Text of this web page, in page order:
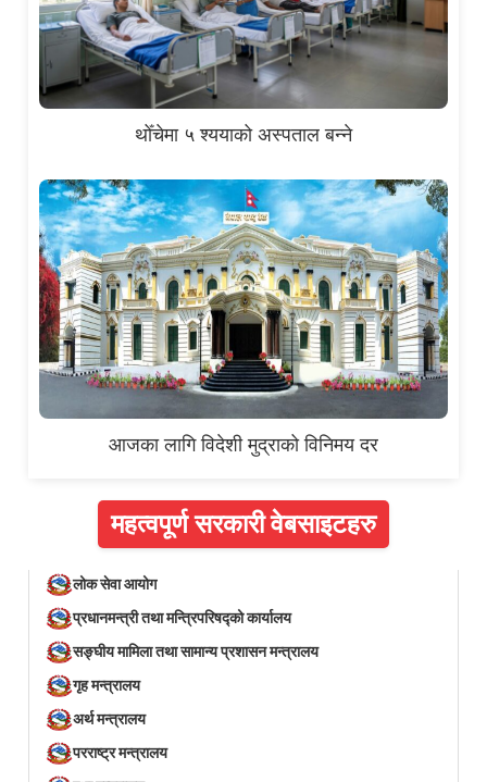
थोँचेमा ५ श्ययाको अस्पताल बन्ने
आजका लागि विदेशी मुद्राको विनिमय दर
महत्वपूर्ण सरकारी वेबसाइटहरु
लोक सेवा आयोग
प्रधानमन्त्री तथा मन्त्रिपरिषद्को कार्यालय
सङ्घीय मामिला तथा सामान्य प्रशासन मन्त्रालय
गृह मन्त्रालय
अर्थ मन्त्रालय
परराष्ट्र मन्त्रालय